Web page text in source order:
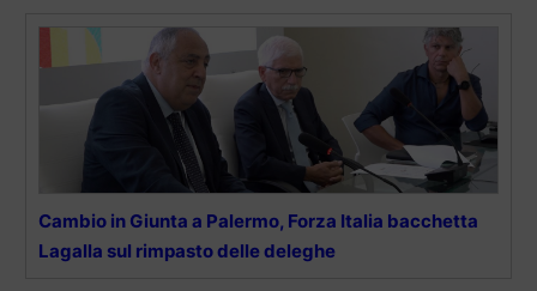
Cambio in Giunta a Palermo, Forza Italia bacchetta
Lagalla sul rimpasto delle deleghe